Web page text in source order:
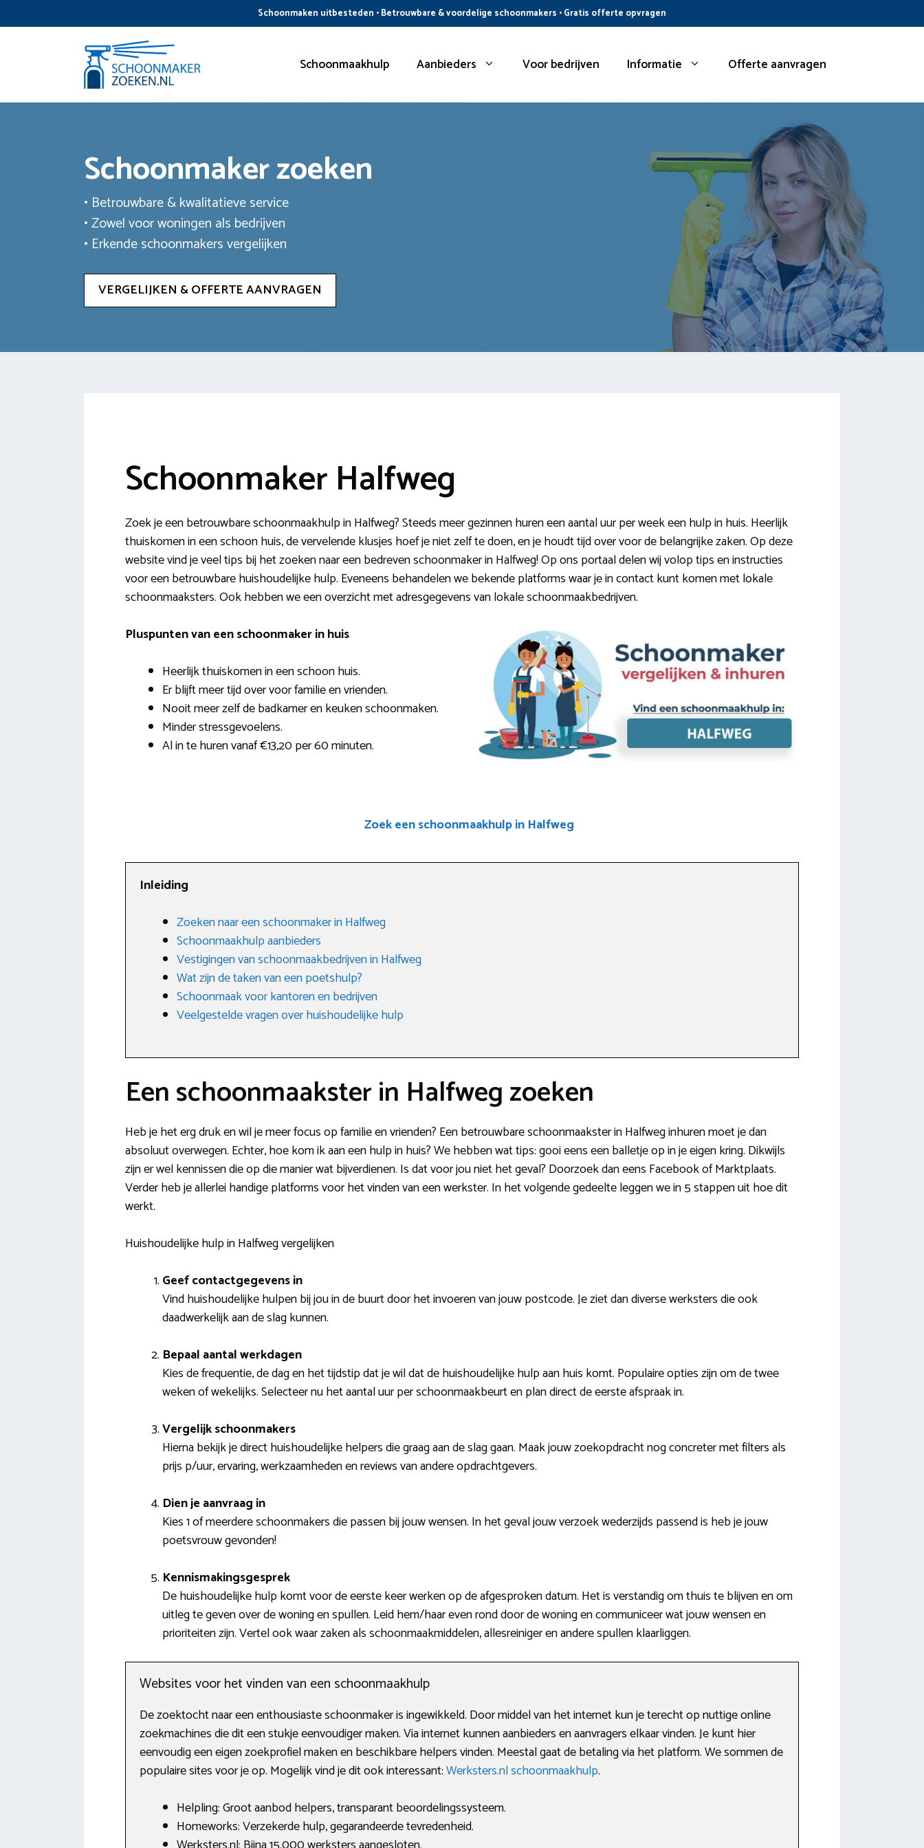
naar
Schoonmaken uitbesteden • Betrouwbare & voordelige schoonmakers • Gratis offerte opvragen
Schoonmaakhulp Aanbieders Voor bedrijven Informatie Offerte aanvragen
Schoonmaker zoeken
• Betrouwbare & kwalitatieve service
• Zowel voor woningen als bedrijven
• Erkende schoonmakers vergelijken
VERGELIJKEN & OFFERTE AANVRAGEN
Schoonmaker Halfweg
Zoek je een betrouwbare schoonmaakhulp in Halfweg? Steeds meer gezinnen huren een aantal uur per week een hulp in huis. Heerlijk
thuiskomen in een schoon huis, de vervelende klusjes hoef je niet zelf te doen, en je houdt tijd over voor de belangrijke zaken. Op deze
website vind je veel tips bij het zoeken naar een bedreven schoonmaker in Halfweg! Op ons portaal delen wij volop tips en instructies
voor een betrouwbare huishoudelijke hulp. Eveneens behandelen we bekende platforms waar je in contact kunt komen met lokale
schoonmaaksters. Ook hebben we een overzicht met adresgegevens van lokale schoonmaakbedrijven.
Pluspunten van een schoonmaker in huis
Heerlijk thuiskomen in een schoon huis.
Er blijft meer tijd over voor familie en vrienden.
Nooit meer zelf de badkamer en keuken schoonmaken.
Minder stressgevoelens.
Al in te huren vanaf €13,20 per 60 minuten.
Zoek een schoonmaakhulp in Halfweg
Inleiding
Zoeken naar een schoonmaker in Halfweg
Schoonmaakhulp aanbieders
Vestigingen van schoonmaakbedrijven in Halfweg
Wat zijn de taken van een poetshulp?
Schoonmaak voor kantoren en bedrijven
Veelgestelde vragen over huishoudelijke hulp
Een schoonmaakster in Halfweg zoeken
Heb je het erg druk en wil je meer focus op familie en vrienden? Een betrouwbare schoonmaakster in Halfweg inhuren moet je dan
absoluut overwegen. Echter, hoe kom ik aan een hulp in huis? We hebben wat tips: gooi eens een balletje op in je eigen kring. Dikwijls
zijn er wel kennissen die op die manier wat bijverdienen. Is dat voor jou niet het geval? Doorzoek dan eens Facebook of Marktplaats.
Verder heb je allerlei handige platforms voor het vinden van een werkster. In het volgende gedeelte leggen we in 5 stappen uit hoe dit
werkt.
Huishoudelijke hulp in Halfweg vergelijken
Geef contactgegevens in
Vind huishoudelijke hulpen bij jou in de buurt door het invoeren van jouw postcode. Je ziet dan diverse werksters die ook
daadwerkelijk aan de slag kunnen.
Bepaal aantal werkdagen
Kies de frequentie, de dag en het tijdstip dat je wil dat de huishoudelijke hulp aan huis komt. Populaire opties zijn om de twee
weken of wekelijks. Selecteer nu het aantal uur per schoonmaakbeurt en plan direct de eerste afspraak in.
Vergelijk schoonmakers
Hierna bekijk je direct huishoudelijke helpers die graag aan de slag gaan. Maak jouw zoekopdracht nog concreter met filters als
prijs p/uur, ervaring, werkzaamheden en reviews van andere opdrachtgevers.
Dien je aanvraag in
Kies 1 of meerdere schoonmakers die passen bij jouw wensen. In het geval jouw verzoek wederzijds passend is heb je jouw
poetsvrouw gevonden!
Kennismakingsgesprek
De huishoudelijke hulp komt voor de eerste keer werken op de afgesproken datum. Het is verstandig om thuis te blijven en om
uitleg te geven over de woning en spullen. Leid hem/haar even rond door de woning en communiceer wat jouw wensen en
prioriteiten zijn. Vertel ook waar zaken als schoonmaakmiddelen, allesreiniger en andere spullen klaarliggen.
Websites voor het vinden van een schoonmaakhulp
De zoektocht naar een enthousiaste schoonmaker is ingewikkeld. Door middel van het internet kun je terecht op nuttige online
zoekmachines die dit een stukje eenvoudiger maken. Via internet kunnen aanbieders en aanvragers elkaar vinden. Je kunt hier
eenvoudig een eigen zoekprofiel maken en beschikbare helpers vinden. Meestal gaat de betaling via het platform. We sommen de
populaire sites voor je op. Mogelijk vind je dit ook interessant:Werksters.nl schoonmaakhulp.
Helpling: Groot aanbod helpers, transparant beoordelingssysteem.
Homeworks: Verzekerde hulp, gegarandeerde tevredenheid.